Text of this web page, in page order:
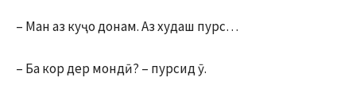
– Ман аз куҷо донам. Аз худаш пурс…
– Ба кор дер мондӣ? – пурсид ӯ.